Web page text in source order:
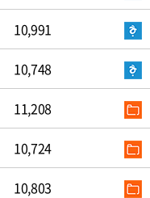
10,991
10,748
11,208
10,724
10,803